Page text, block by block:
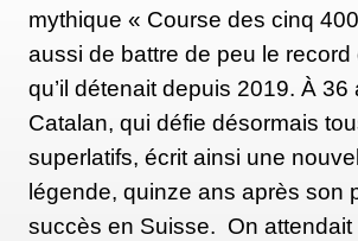
mythique « Course des cinq
aussi de battre de peu le record
qu’il détenait depuis 2019. À 36
Catalan, qui défie désormais
superlatifs, écrit ainsi une
légende, quinze ans après son
succès en Suisse. On attendait